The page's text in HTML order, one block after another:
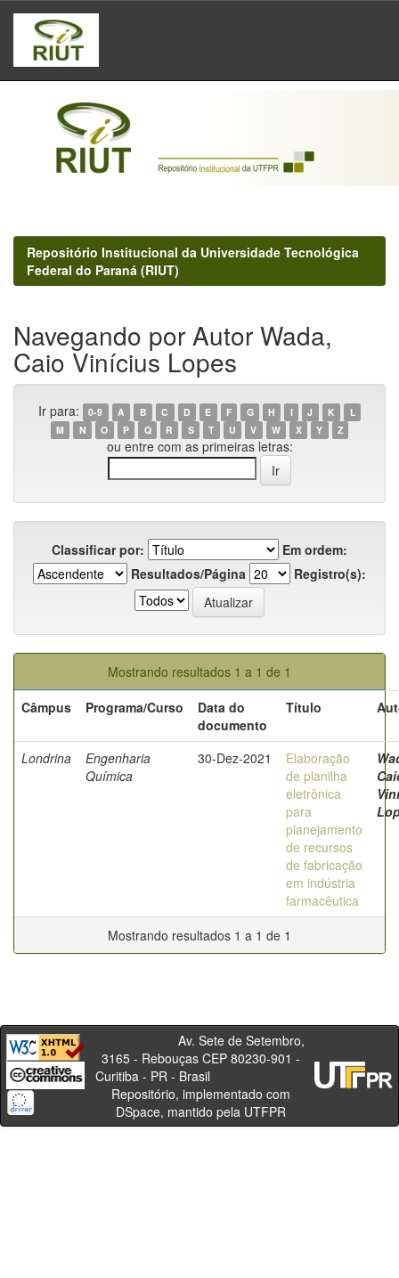
Skip
navigation
Repositório Institucional da Universidade Tecnológica
Federal do Paraná (RIUT)
Navegando por Autor Wada,
Caio Vinícius Lopes
Ir para: 0-9 A B C D E F G H I J K
L
M
N O P Q R S T U V W X Y Z
ou entre com as primeiras letras:
Classificar por:
Em ordem:
Resultados/Página
Registro(s):
Mostrando resultados 1 a 1 de 1
Câmpus
Programa/Curso
Data do
documento
Título
Londrina
Engenharia
Química
30-Dez-2021
Elaboração
de planilha
eletrônica
para
planejamento
de recursos
de fabricação
em indústria
farmacêutica
Mostrando resultados 1 a 1 de 1
Av. Sete de Setembro,
3165 - Rebouças CEP 80230-901 -
Curitiba - PR - Brasil
Repositório, implementado com
DSpace, mantido pela UTFPR